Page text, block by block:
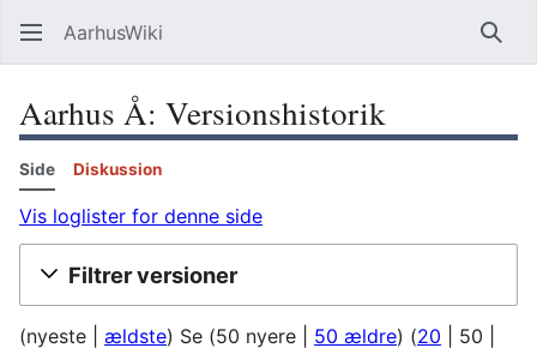
AarhusWiki Søg
Aarhus Å: Versionshistorik
Side Diskussion
Vis loglister for denne side
Filtrer versioner
(nyeste ældste) Se (50 nyere 50 ældre) (20 50